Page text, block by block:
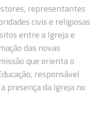
representantes
civis e religiosas
entre a Igreja e
das novas
que orienta o
responsável
presença da Igreja no